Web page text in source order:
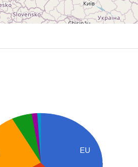
EU